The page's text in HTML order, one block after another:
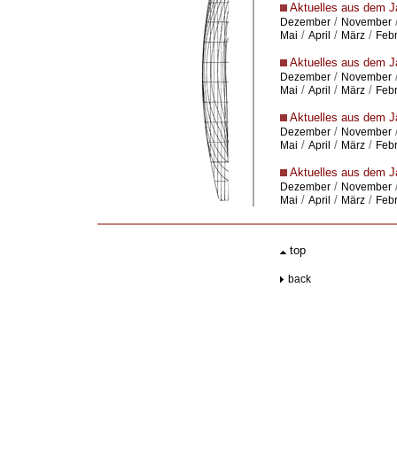
Aktuelles aus dem
Dezember/ November
Mai / April / März/
Aktuelles aus dem
Dezember/ November
Mai / April / März/
Aktuelles aus dem
Dezember/ November
Mai / April / März/
Aktuelles aus dem
Dezember/ November
Mai / April / März/
top.
back